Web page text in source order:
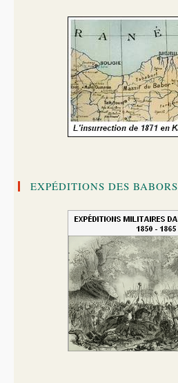
EXPÉDITIONS DES BABORS